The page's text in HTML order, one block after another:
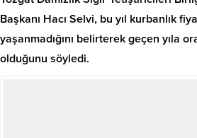
Başkanı Hacı Selvi, bu yıl kurbanlık
yaşanmadığını belirterek geçen yıla
olduğunu söyledi.